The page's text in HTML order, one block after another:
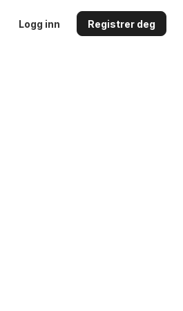
Logg inn Registrer deg